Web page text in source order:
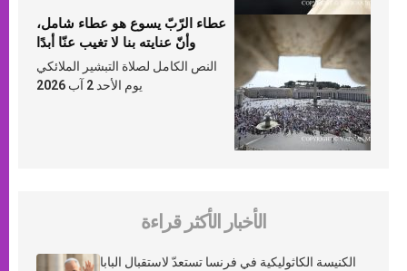
عطاء الرّبّ يسوع هو عطاء شامل،
وأنّ عنايته بنا لا تغيب عنّا أبدًا
النص الكامل لصلاة التبشير الملائكي
يوم الأحد 2 آب 2026
الأخبار الأكثر قراءة
الكنيسة الكاثوليكية في فرنسا تستعدّ لاستقبال البابا